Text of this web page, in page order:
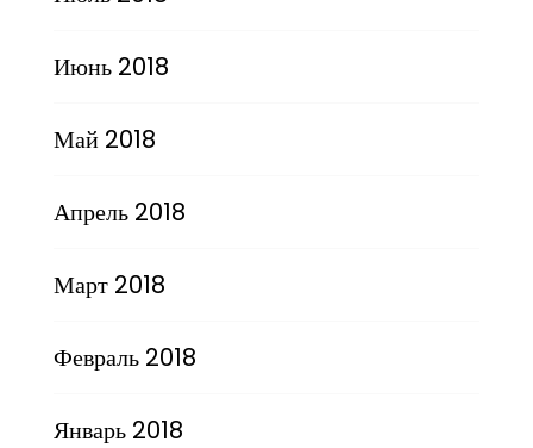
Июнь 2018
Май 2018
Апрель 2018
Март 2018
Февраль 2018
Январь 2018